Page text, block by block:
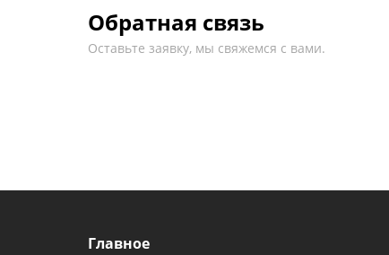
Обратная связь
Оставьте заявку, мы свяжемся с вами.
Главное